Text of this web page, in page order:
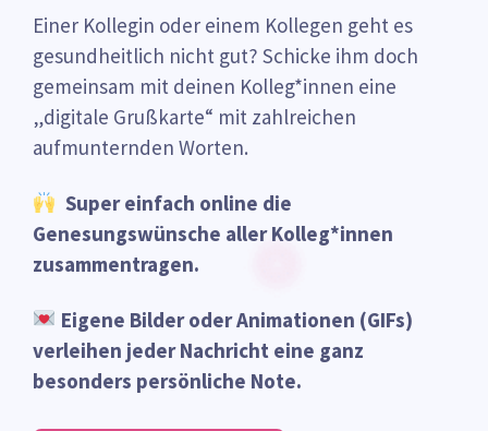
Einer Kollegin oder einem Kollegen geht es
gesundheitlich nicht gut? Schicke ihm doch
gemeinsam mit deinen Kolleg*innen eine
„digitale Grußkarte“ mit zahlreichen
aufmunternden Worten.
Super einfach online die
Genesungswünsche aller Kolleg*innen
zusammentragen.
Eigene Bilder oder Animationen (GIFs)
verleihen jeder Nachricht eine ganz
besonders persönliche Note.